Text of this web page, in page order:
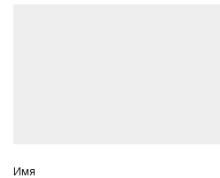
Имя